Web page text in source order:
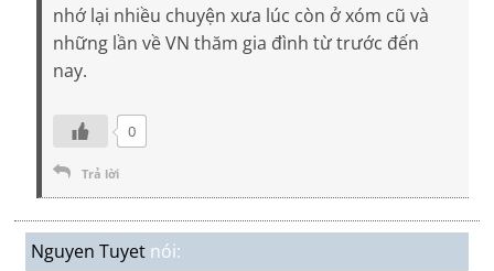
nhớ lại nhiều chuyện xưa lúc còn ở xóm cũ và
những lần về VN thăm gia đình từ trước đến
nay.
0
Trả lời
Nguyen Tuyet nói: